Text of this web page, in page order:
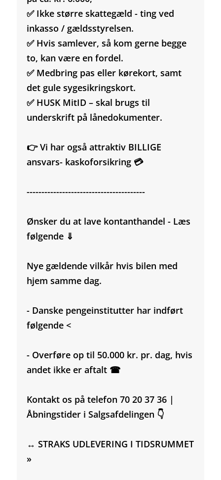
✅ Ikke større skattegæld - ting ved
inkasso / gældsstyrelsen.
✅ Hvis samlever, så kom gerne begge
to, kan være en fordel.
✅ Medbring pas eller kørekort, samt
det gule sygesikringskort.
✅ HUSK MitID – skal brugs til
underskrift på lånedokumenter.
👉 Vi har også attraktiv BILLIGE
ansvars- kaskoforsikring 💳
----------------------------------------
Ønsker du at lave kontanthandel - Læs
følgende ⇓
Nye gældende vilkår hvis bilen med
hjem samme dag.
- Danske pengeinstitutter har indført
følgende <
- Overføre op til 50.000 kr. pr. dag, hvis
andet ikke er aftalt ☎
Kontakt os på telefon 70 20 37 36 |
Åbningstider i Salgsafdelingen 👇
↔️ STRAKS UDLEVERING I TIDSRUMMET
»